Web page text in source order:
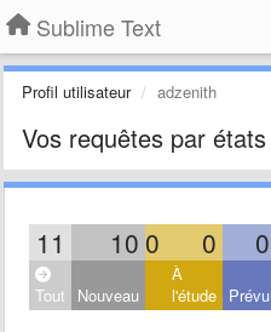
Sublime Text
Profil utilisateur adzenith
Vos requêtes par états
11 10 0 0 0
Tout Nouveau
À
l'étude Prévu